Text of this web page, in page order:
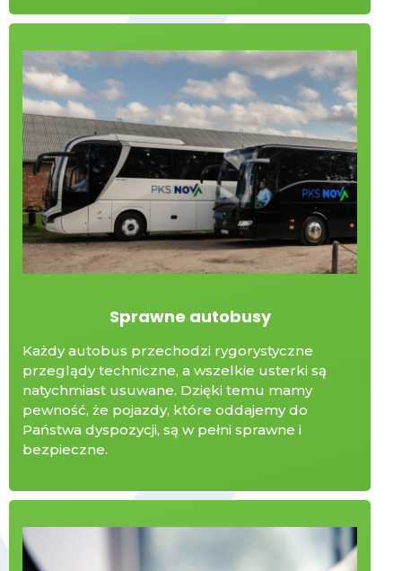
Sprawne autobusy
Każdy autobus przechodzi rygorystyczne
przeglądy techniczne, a wszelkie usterki są
natychmiast usuwane. Dzięki temu mamy
pewność, że pojazdy, które oddajemy do
Państwa dyspozycji, są w pełni sprawne i
bezpieczne.